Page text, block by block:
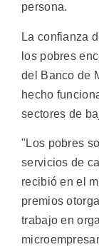
persona.
La confianza
los pobres
del Banco de
hecho
sectores de
"Los pobres
servicios de
recibió en el
premios
trabajo en